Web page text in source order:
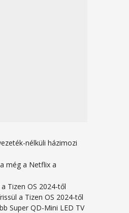
nélküli házimozi
még a Netflix a
Tizen OS 2024-től
a Tizen OS 2024-től
Super QD-Mini LED TV